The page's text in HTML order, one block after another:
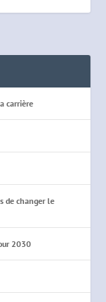
carrière
de changer le
2030